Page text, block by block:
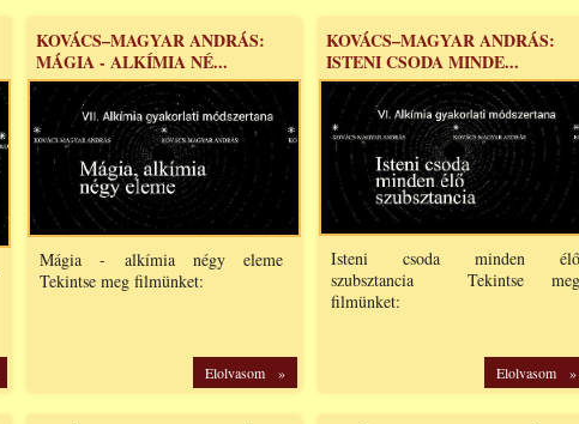
KOVÁCS–MAGYAR ANDRÁS:
MÁGIA - ALKÍMIA NÉ...
Mágia - alkímia négy eleme
Tekintse meg filmünket:
Elolvasom »
KOVÁCS–MAGYAR ANDRÁS:
ISTENI CSODA MINDE...
Isteni csoda minden élő
szubsztancia Tekintse meg
filmünket:
Elolvasom »